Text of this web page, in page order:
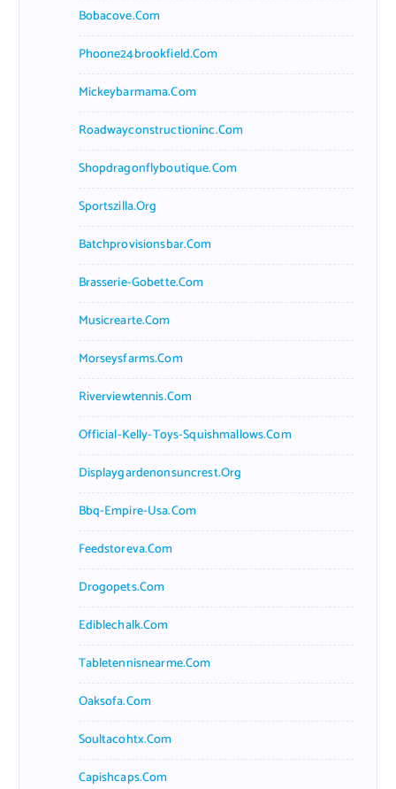
Bobacove.com
Phoone24brookfield.com
Mickeybarmama.com
Roadwayconstructioninc.com
Shopdragonflyboutique.com
Sportszilla.org
Batchprovisionsbar.com
Brasserie-Gobette.com
Musicrearte.com
Morseysfarms.com
Riverviewtennis.com
Official-Kelly-Toys-Squishmallows.com
Displaygardenonsuncrest.org
Bbq-Empire-Usa.com
Feedstoreva.com
Drogopets.com
Ediblechalk.com
Tabletennisnearme.com
Oaksofa.com
Soultacohtx.com
Capishcaps.com